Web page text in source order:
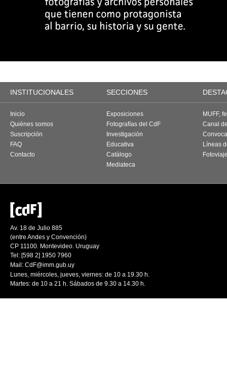
INSTITUCIONALES SECCIONES
Inicio
Quiénes somos
Suscripción
FAQ
Contacto
Exposiciones
Fotografías del CdF
Investigación
Educativa
Catálogo
Mediateca
MUFF,
Canal
Líneas
Av. 18 de Julio 885
(entre Andes y Convención)
CP 11100. Montevideo. Uruguay
Tel: [598 2] 1950 7960
Mail: CdF@imm.gub.uy
Lunes, miércoles, jueves, viernes: de 10 a 19.30 h.
Martes: de 10 a 21 h. Sábados de 9.30 a 14.30 h.